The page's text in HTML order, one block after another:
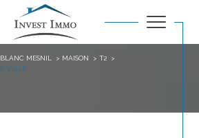
MESNIL MAISON
T2
VILLE